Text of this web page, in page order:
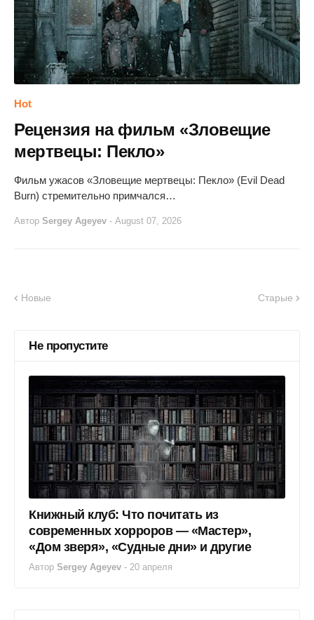
Hot
Рецензия на фильм «Зловещие
мертвецы: Пекло»
Фильм ужасов «Зловещие мертвецы: Пекло» (Evil Dead
Burn) стремительно примчался…
Автор Sergey Ageyev - August 07, 2026
Новые Старые
Не пропустите
Книжный клуб: Что почитать из
современных хорроров — «Мастер»,
«Дом зверя», «Судные дни» и другие
Автор Sergey Ageyev - 20 апреля